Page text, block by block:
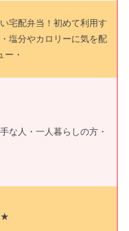
宅配弁当！初めて利用す
塩分やカロリーに気を配
ー・
な人・一人暮らしの方・